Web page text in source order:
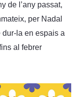
de l’any passat,
per Nadal
dur-la en espais a
al febrer